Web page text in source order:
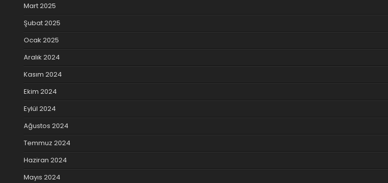
Mart 2025
Şubat 2025
Ocak 2025
Aralık 2024
Kasım 2024
Ekim 2024
Eylül 2024
Ağustos 2024
Temmuz 2024
Haziran 2024
Mayıs 2024